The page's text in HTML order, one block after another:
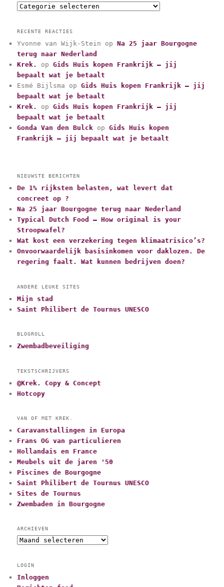
C
e
g
o
r
i
e
ë
RECENTE REACTIES
Yvonne van Wijk-Stein opNa 25 jaar Bourgogne
terug naar Nederland
Krek.
opGids Huis kopen Frankrijk – jij
bepaalt wat je betaalt
Esmé Bijlsma opGids Huis kopen Frankrijk – jij
bepaalt wat je betaalt
Krek.
opGids Huis kopen Frankrijk – jij
bepaalt wat je betaalt
Gonda Van den Bulck opGids Huis kopen
Frankrijk – jij bepaalt wat je betaalt
NIEUWSTE BERICHTEN
De 1% rijksten belasten, wat levert dat
concreet op ?
Na 25 jaar Bourgogne terug naar Nederland
Typical Dutch Food – How original is your
Stroopwafel?
Wat kost een verzekering tegen klimaatrisico’s?
Onvoorwaardelijk basisinkomen voor daklozen. De
regering faalt. Wat kunnen bedrijven doen?
ANDERE LEUKE SITES
Mijn stad
Saint Philibert de Tournus UNESCO
BLOGROLL
Zwembadbeveiliging
TEKSTSCHRIJVERS
@Krek. Copy & Concept
Hotcopy
VAN OF MET KREK.
Caravanstallingen in Europa
Frans OG van particulieren
Hollandais en France
Meubels uit de jaren '50
Piscines de Bourgogne
Saint Philibert de Tournus UNESCO
Sites de Tournus
Zwembaden in Bourgogne
ARCHIEVEN
A
h
i
LOGIN
Inloggen